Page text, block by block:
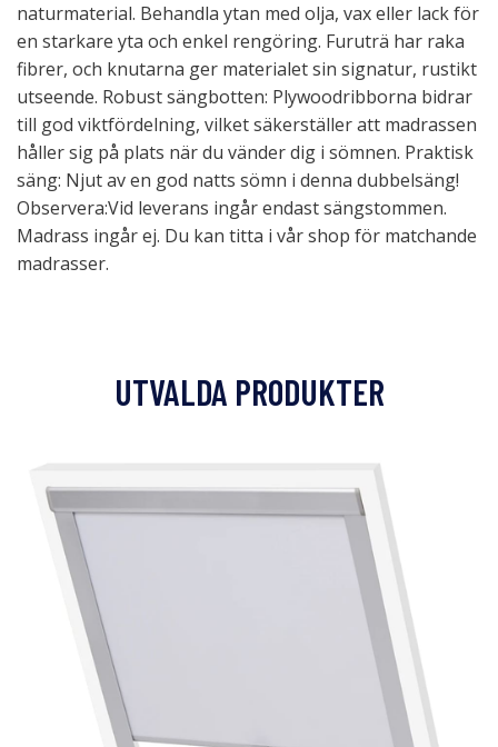
naturmaterial. Behandla ytan med olja, vax eller lack för
en starkare yta och enkel rengöring. Furuträ har raka
fibrer, och knutarna ger materialet sin signatur, rustikt
utseende. Robust sängbotten: Plywoodribborna bidrar
till god viktfördelning, vilket säkerställer att madrassen
håller sig på plats när du vänder dig i sömnen. Praktisk
säng: Njut av en god natts sömn i denna dubbelsäng!
Observera:Vid leverans ingår endast sängstommen.
Madrass ingår ej. Du kan titta i vår shop för matchande
madrasser.
UTVALDA PRODUKTER